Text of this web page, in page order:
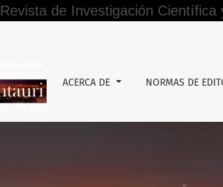
Revista de Investigación
ACERCA DE NORMAS DE